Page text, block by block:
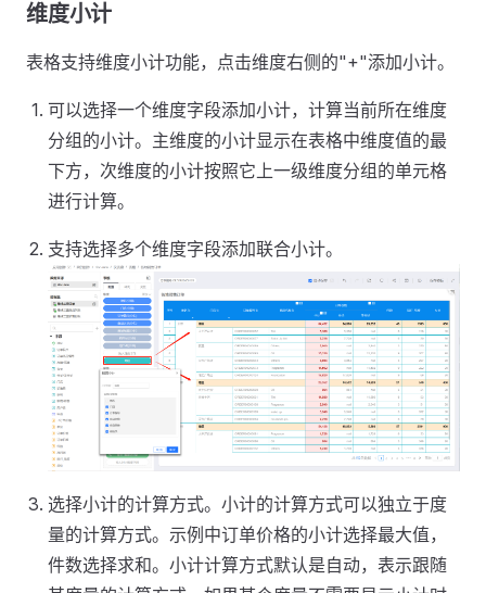
维度小计
表格支持维度小计功能，点击维度右侧的"+"添加小计。
可以选择一个维度字段添加小计，计算当前所在维度
分组的小计。主维度的小计显示在表格中维度值的最
下方，次维度的小计按照它上一级维度分组的单元格
进行计算。
支持选择多个维度字段添加联合小计。
选择小计的计算方式。小计的计算方式可以独立于度
量的计算方式。示例中订单价格的小计选择最大值，
件数选择求和。小计计算方式默认是自动，表示跟随